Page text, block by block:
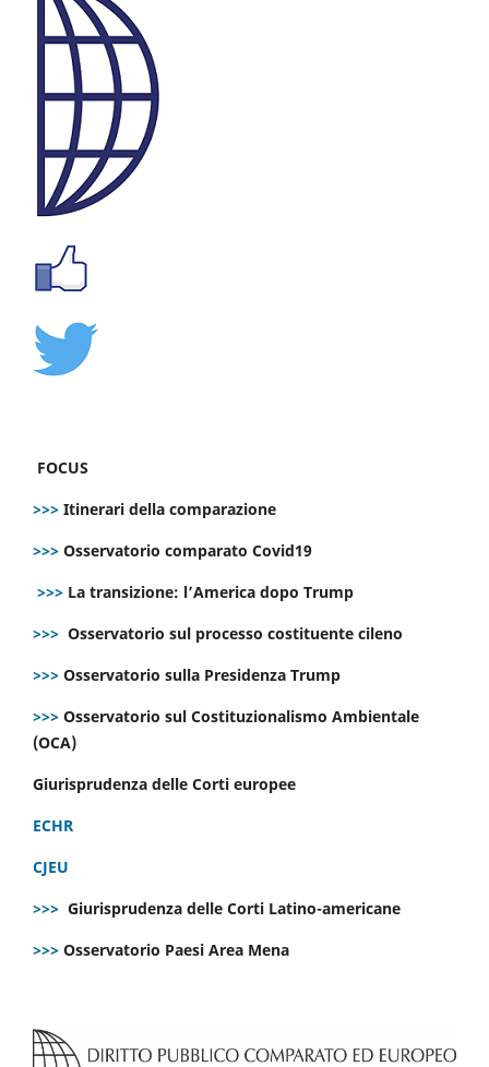
FOCUS
>>> Itinerari della comparazione
>>> Osservatorio comparato Covid19
>>> La transizione: l’America dopo Trump
>>> Osservatorio sul processo costituente cileno
>>> Osservatorio sulla Presidenza Trump
>>> Osservatorio sul Costituzionalismo Ambientale
(OCA)
Giurisprudenza delle Corti europee
ECHR
CJEU
>>> Giurisprudenza delle Corti Latino-americane
>>> Osservatorio Paesi Area Mena